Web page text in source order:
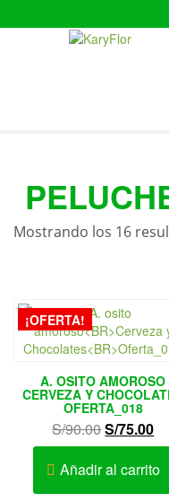
to
Mostrando los 16
¡OFERTA!
A. OSITO AMOROSO
CERVEZA Y
OFERTA_018
S/90.00El
precio
original
S/75.00El
Añadir al carrito